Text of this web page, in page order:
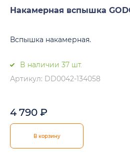
Накамерная вспышка
Вспышка накамерная.
В наличии 37 шт.
Артикул: DD0042-134058
4 790 ₽
В корзину